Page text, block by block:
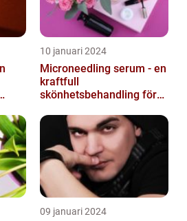
10 januari 2024
Microneedling serum - en
kraftfull
skönhetsbehandling för
09 januari 2024